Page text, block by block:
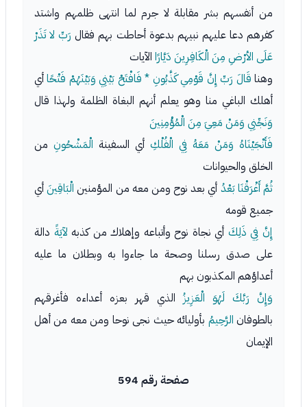
من أنفسهم بشر مقابلة لا جرم لما انتهى ظلمهم واشتد
كفرهم دعا عليهم نبيهم بدعوة أحاطت بهم فقال رَبِّ لا تَذَرْ
عَلَى الأرْضِ مِنَ الْكَافِرِينَ دَيَّارًا الآيات
وهنا قَالَ رَبِّ إِنَّ قَوْمِي كَذَّبُونِ * فَافْتَحْ بَيْنِي وَبَيْنَهُمْ فَتْحًاأي
أهلك الباغي منا وهو يعلم أنهم البغاة الظلمة ولهذا قال
وَنَجِّنِي وَمَنْ مَعِيَ مِنَ الْمُؤْمِنِينَ
فَأَنْجَيْنَاهُ وَمَنْ مَعَهُ فِي الْفُلْكِ أي السفينة الْمَشْحُونِ من
الخلق والحيوانات
ثُمَّ أَغْرَقْنَا بَعْدُ أي بعد نوح ومن معه من المؤمنين الْبَاقِينَأي
جميع قومه
إِنَّ فِي ذَلِكَ أي نجاة نوح وأتباعه وإهلاك من كذبه لآيَةً دالة
على صدق رسلنا وصحة ما جاءوا به وبطلان ما عليه
أعداؤهم المكذبون بهم
وَإِنَّ رَبَّكَ لَهُوَ الْعَزِيزُ الذي قهر بعزه أعداءه فأغرقهم
بالطوفان الرَّحِيمُ بأوليائه حيث نجى نوحا ومن معه من أهل
الإيمان
صفحة رقم 594